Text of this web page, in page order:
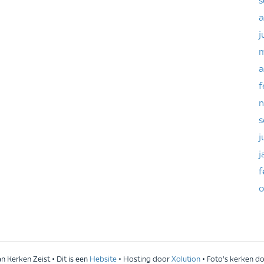
Kerken Zeist • Dit is een Hebsite • Hosting doorXolution • Foto's kerken